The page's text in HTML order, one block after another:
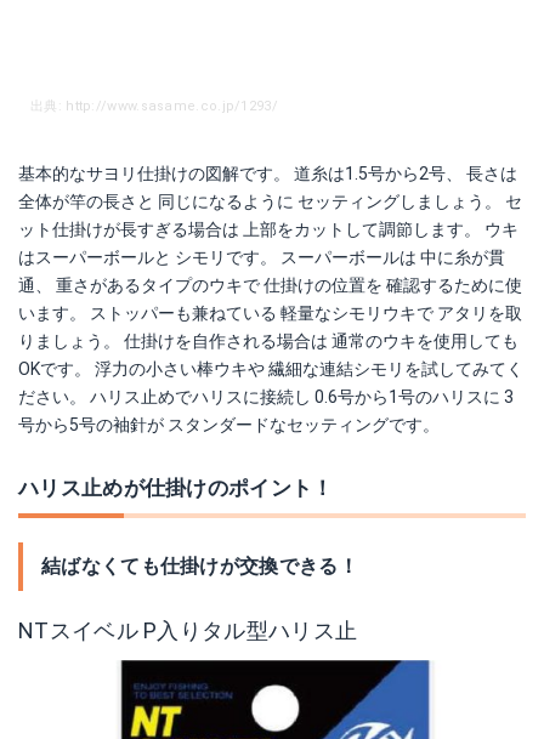
出典: http://www.sasame.co.jp/1293/
基本的なサヨリ仕掛けの図解です。 道糸は1.5号から2号、 長さは
全体が竿の長さと 同じになるように セッティングしましょう。 セ
ット仕掛けが長すぎる場合は 上部をカットして調節します。 ウキ
はスーパーボールと シモリです。 スーパーボールは 中に糸が貫
通、 重さがあるタイプのウキで 仕掛けの位置を 確認するために使
います。 ストッパーも兼ねている 軽量なシモリウキで アタリを取
りましょう。 仕掛けを自作される場合は 通常のウキを使用しても
OKです。 浮力の小さい棒ウキや 繊細な連結シモリを試してみてく
ださい。 ハリス止めでハリスに接続し 0.6号から1号のハリスに 3
号から5号の袖針が スタンダードなセッティングです。
ハリス止めが仕掛けのポイント！
結ばなくても仕掛けが交換できる！
NTスイベル P入りタル型ハリス止